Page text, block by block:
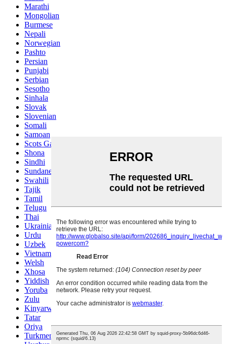
Marathi
Mongolian
Burmese
Nepali
Norwegian
Pashto
Persian
Punjabi
Serbian
Sesotho
Sinhala
Slovak
Slovenian
Somali
Samoan
Scots Gaelic
Shona
Sindhi
Sundanese
Swahili
Tajik
Tamil
Telugu
Thai
Ukrainian
Urdu
Uzbek
Vietnamese
Welsh
Xhosa
Yiddish
Yoruba
Zulu
Kinyarwanda
Tatar
Oriya
Turkmen